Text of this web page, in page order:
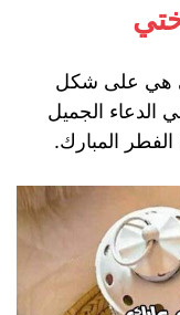
هي على شكل
الدعاء الجميل
المبارك.